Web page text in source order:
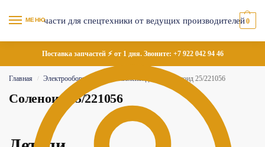
МЕНЮ 0
Поставка запчастей ⚡ от 1 дня. Звоните: +7 922 042 94 46
Главная / Электрооборудование Соленоиды Соленоид 25/221056
Соленоид 25/221056